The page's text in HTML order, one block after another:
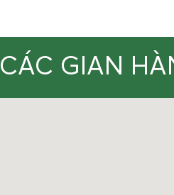
CÁC GIAN